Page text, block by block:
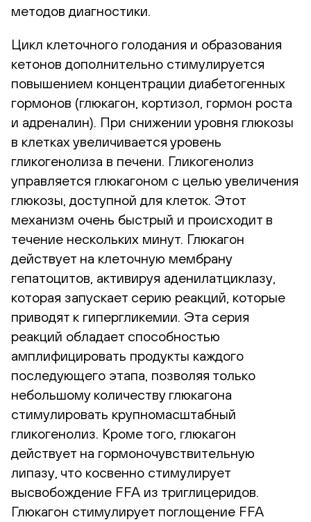
методов диагностики.
Цикл клеточного голодания и образования
кетонов дополнительно стимулируется
повышением концентрации диабетогенных
гормонов (глюкагон, кортизол, гормон роста
и адреналин). При снижении уровня глюкозы
в клетках увеличивается уровень
гликогенолиза в печени. Гликогенолиз
управляется глюкагоном с целью увеличения
глюкозы, доступной для клеток. Этот
механизм очень быстрый и происходит в
течение нескольких минут. Глюкагон
действует на клеточную мембрану
гепатоцитов, активируя аденилатциклазу,
которая запускает серию реакций, которые
приводят к гипергликемии. Эта серия
реакций обладает способностью
амплифицировать продукты каждого
последующего этапа, позволяя только
небольшому количеству глюкагона
стимулировать крупномасштабный
гликогенолиз. Кроме того, глюкагон
действует на гормоночувствительную
липазу, что косвенно стимулирует
высвобождение FFA из триглицеридов.
Глюкагон стимулирует поглощение FFA